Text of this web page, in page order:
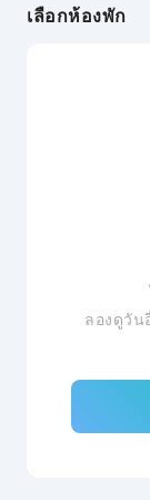
เลือกห้องพัก
ลองดูวัน